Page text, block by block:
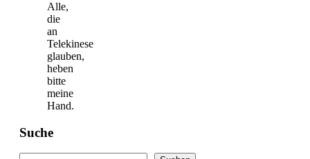
Alle,
die
an
Telekinese
glauben,
heben
bitte
meine
Hand.
Suche